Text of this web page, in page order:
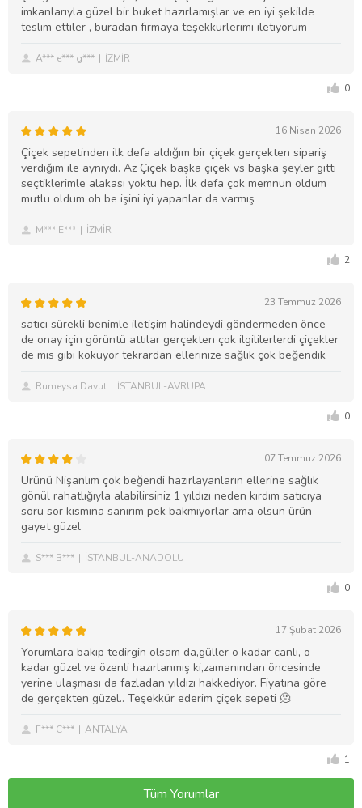
imkanlarıyla güzel bir buket hazırlamışlar ve en iyi şekilde
teslim ettiler , buradan firmaya teşekkürlerimi iletiyorum
A*** e*** g*** İZMİR
0
16 Nisan 2026
Çiçek sepetinden ilk defa aldığım bir çiçek gerçekten sipariş
verdiğim ile aynıydı. Az Çiçek başka çiçek vs başka şeyler gitti
seçtiklerimle alakası yoktu hep. İlk defa çok memnun oldum
mutlu oldum oh be işini iyi yapanlar da varmış
M*** E*** İZMİR
2
23 Temmuz 2026
satıcı sürekli benimle iletişim halindeydi göndermeden önce
de onay için görüntü attılar gerçekten çok ilgililerlerdi çiçekler
de mis gibi kokuyor tekrardan ellerinize sağlık çok beğendik
Rumeysa Davut İSTANBUL-AVRUPA
0
07 Temmuz 2026
Ürünü Nişanlım çok beğendi hazırlayanların ellerine sağlık
gönül rahatlığıyla alabilirsiniz 1 yıldızı neden kırdım satıcıya
soru sor kısmına sanırım pek bakmıyorlar ama olsun ürün
gayet güzel
S*** B*** İSTANBUL-ANADOLU
0
17 Şubat 2026
Yorumlara bakıp tedirgin olsam da,güller o kadar canlı, o
kadar güzel ve özenli hazırlanmış ki,zamanından öncesinde
yerine ulaşması da fazladan yıldızı hakkediyor. Fiyatına göre
de gerçekten güzel.. Teşekkür ederim çiçek sepeti 🫠
F*** C*** ANTALYA
1
Tüm Yorumlar